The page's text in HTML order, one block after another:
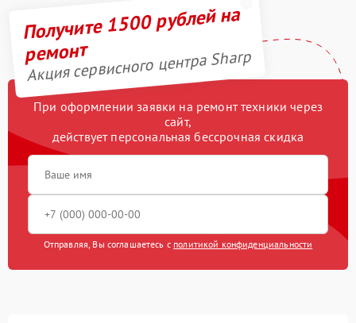
Получите 1500 рублей на
ремонт
Акция сервисного центра Sharp
При оформлении заявки на ремонт техники через
сайт,
действует персональная бессрочная скидка
Отправляя, Вы соглашаетесь с политикой конфиденциальности